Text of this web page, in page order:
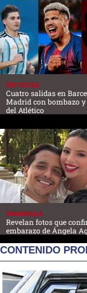
DEPORTES
Cuatro salidas en
Madrid con bombazo y
del Atlético
FARANDULA
Revelan fotos que
embarazo de Ángela
CONTENIDO